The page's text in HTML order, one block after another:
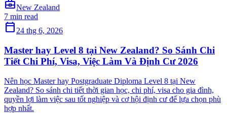
business_centerNew Zealand
7 min read
calendar_today 24 thg 6, 2026
Master hay Level 8 tại New Zealand? So Sánh Chi
Tiết Chi Phí, Visa, Việc Làm Và Định Cư 2026
Nên học Master hay Postgraduate Diploma Level 8 tại New
Zealand? So sánh chi tiết thời gian học, chi phí, visa cho gia đình,
quyền lợi làm việc sau tốt nghiệp và cơ hội định cư để lựa chọn phù
hợp nhất.